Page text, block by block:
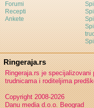
Forumi
Recepti
Ankete
Ringeraja.rs
Ringeraja.rs je specijalizovani
trudnicama i roditeljima
Copyright 2008-2026
Danu media d.o.o. Beograd